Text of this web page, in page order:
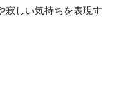
寂しい気持ちを表現す